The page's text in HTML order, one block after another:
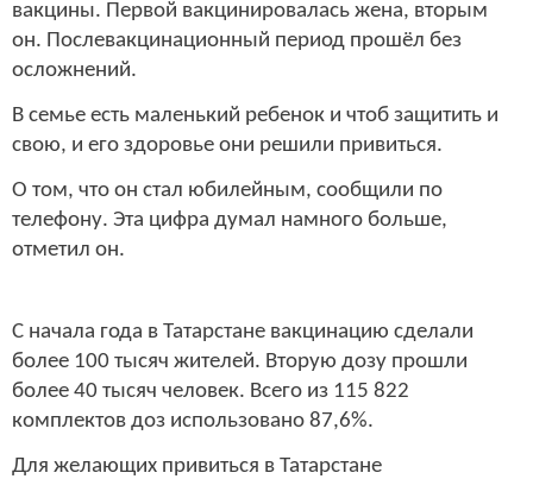
вакцины. Первой вакцинировалась жена, вторым
он. Послевакцинационный период прошёл без
осложнений.
В семье есть маленький ребенок и чтоб защитить и
свою, и его здоровье они решили привиться.
О том, что он стал юбилейным, сообщили по
телефону. Эта цифра думал намного больше,
отметил он.
С начала года в Татарстане вакцинацию сделали
более 100 тысяч жителей. Вторую дозу прошли
более 40 тысяч человек. Всего из 115 822
комплектов доз использовано 87,6%.
Для желающих привиться в Татарстане